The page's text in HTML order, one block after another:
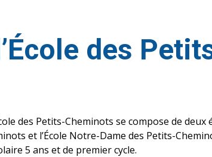
des
des Petits-Cheminots se compose de deux
et l’École Notre-Dame des Petits-
5 ans et de premier cycle.